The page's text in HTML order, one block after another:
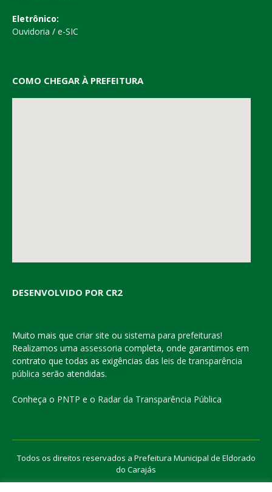
Eletrônico:
Ouvidoria / e-SIC
COMO CHEGAR À PREFEITURA
DESENVOLVIDO POR CR2
Muito mais que criar site ou sistema para prefeituras!
Realizamos uma assessoria completa, onde garantimos em
contrato que todas as exigências das leis de transparência
pública serão atendidas.
Conheça o PNTP e o Radar da Transparência Pública
Todos os direitos reservados a Prefeitura Municipal de Eldorado
do Carajás